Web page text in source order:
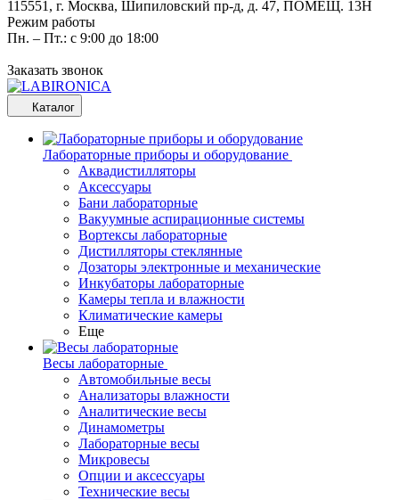
115551, г. Москва, Шипиловский пр-д, д. 47, ПОМЕЩ. 13Н
Режим работы
Пн. – Пт.: с 9:00 до 18:00
Заказать звонок
Каталог
Лабораторные приборы и оборудование
Аквадистилляторы
Аксессуары
Бани лабораторные
Вакуумные аспирационные системы
Вортексы лабораторные
Дистилляторы стеклянные
Дозаторы электронные и механические
Инкубаторы лабораторные
Камеры тепла и влажности
Климатические камеры
Еще
Весы лабораторные
Автомобильные весы
Анализаторы влажности
Аналитические весы
Динамометры
Лабораторные весы
Микровесы
Опции и аксессуары
Технические весы